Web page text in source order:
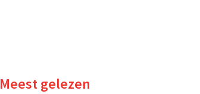
Meest gelezen